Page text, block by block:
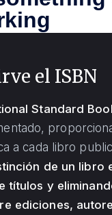
el ISBN
Standard
a cada libro
de un libro
títulos y
ediciones,